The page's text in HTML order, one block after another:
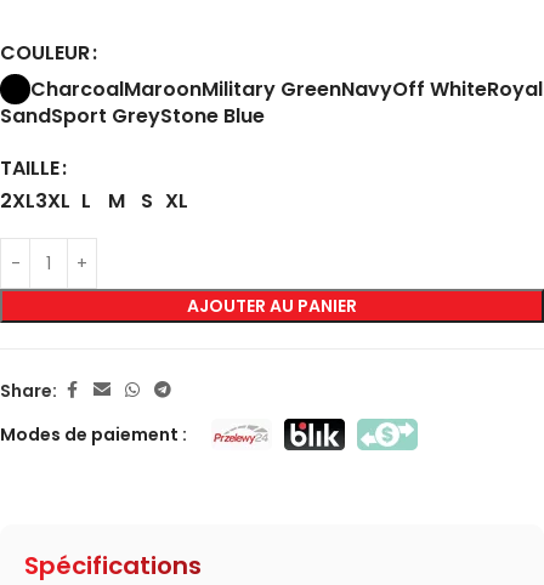
COULEUR
CharcoalMaroonMilitary GreenNavyOff WhiteRoyal
SandSport GreyStone Blue
TAILLE
2XL3XL L M S XL
AJOUTER AU PANIER
Share:
Modes de paiement :
Spécifications